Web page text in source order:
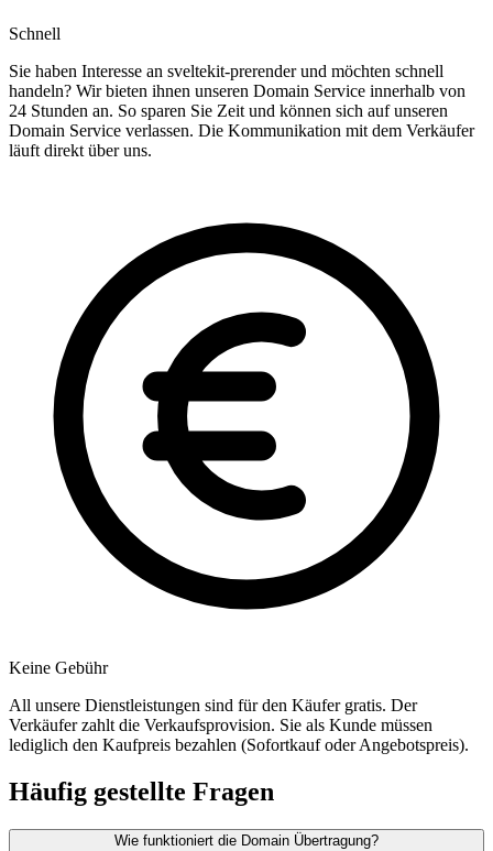
Schnell
Sie haben Interesse an sveltekit-prerender und möchten schnell
handeln? Wir bieten ihnen unseren Domain Service innerhalb von
24 Stunden an. So sparen Sie Zeit und können sich auf unseren
Domain Service verlassen. Die Kommunikation mit dem Verkäufer
läuft direkt über uns.
Keine Gebühr
All unsere Dienstleistungen sind für den Käufer gratis. Der
Verkäufer zahlt die Verkaufsprovision. Sie als Kunde müssen
lediglich den Kaufpreis bezahlen (Sofortkauf oder Angebotspreis).
Häufig gestellte Fragen
Wie funktioniert die Domain Übertragung?